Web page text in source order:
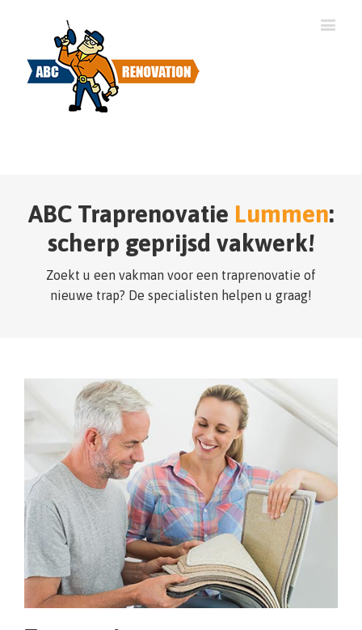
ABC Traprenovatie Lummen:
scherp geprijsd vakwerk!
Zoekt u een vakman voor een traprenovatie of
nieuwe trap? De specialisten helpen u graag!